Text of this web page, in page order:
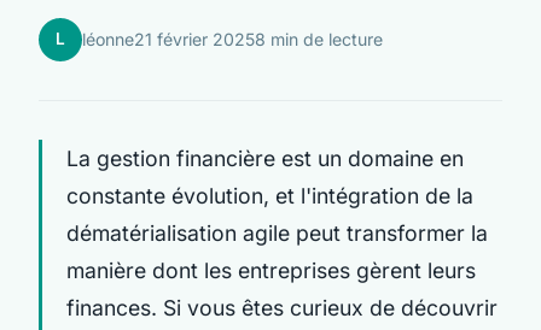
L léonne21 février 20258 min de lecture
La gestion financière est un domaine en
constante évolution, et l'intégration de la
dématérialisation agile peut transformer la
manière dont les entreprises gèrent leurs
finances. Si vous êtes curieux de découvrir